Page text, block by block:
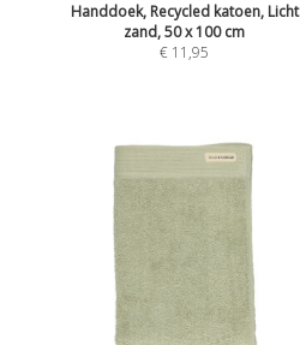
Handdoek, Recycled katoen, Licht
zand, 50 x 100 cm
€ 11,95